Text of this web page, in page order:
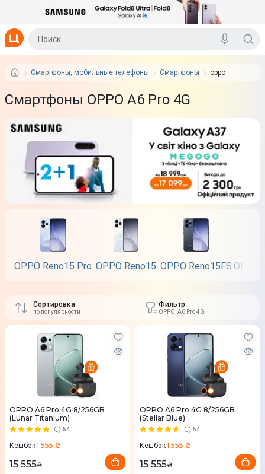
Смартфоны, мобильные телефоны Смартфоны oppo
Смартфоны OPPO A6 Pro 4G
OPPO Reno15 Pro OPPO Reno15 OPPO Reno15FS OPPO
Сортировка
по популярности
Фильтр
OPPO, A6 Pro 4G
OPPO A6 Pro 4G 8/256GB
(Lunar Titanium)
54
Кешбэк1 555 ₴
15 555₴
OPPO A6 Pro 4G 8/256GB
(Stellar Blue)
54
Кешбэк1 555 ₴
15 555₴